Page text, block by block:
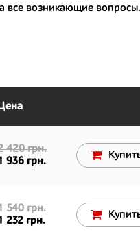
все возникающие вопросы.
420 грн.
936 грн.
540 грн.
232 грн.